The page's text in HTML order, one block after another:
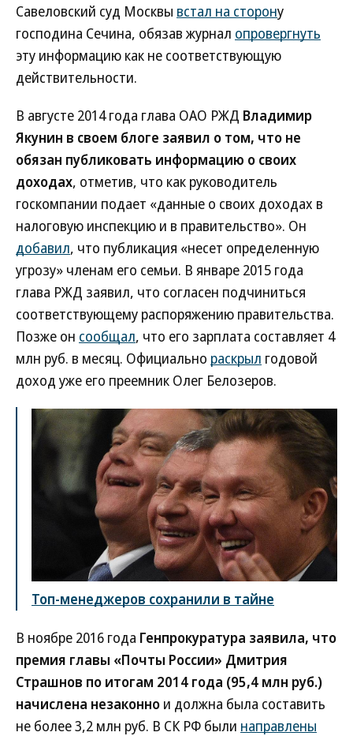
Савеловский суд Москвы встал на сторону
господина Сечина, обязав журнал опровергнуть
эту информацию как не соответствующую
действительности.
В августе 2014 года глава ОАО РЖД Владимир
Якунин в своем блоге заявил о том, что не
обязан публиковать информацию о своих
доходах, отметив, что как руководитель
госкомпании подает «данные о своих доходах в
налоговую инспекцию и в правительство». Он
добавил, что публикация «несет определенную
угрозу» членам его семьи. В январе 2015 года
глава РЖД заявил, что согласен подчиниться
соответствующему распоряжению правительства.
Позже он сообщал, что его зарплата составляет 4
млн руб. в месяц. Официально раскрыл годовой
доход уже его преемник Олег Белозеров.
Топ-менеджеров сохранили в тайне
В ноябре 2016 года Генпрокуратура заявила, что
премия главы «Почты России» Дмитрия
Страшнов по итогам 2014 года (95,4 млн руб.)
начислена незаконно и должна была составить
не более 3,2 млн руб. В СК РФ были направлены